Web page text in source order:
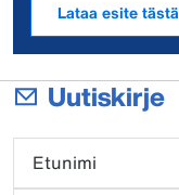
Lataa esite tästä
Uutiskirje
Etunimi